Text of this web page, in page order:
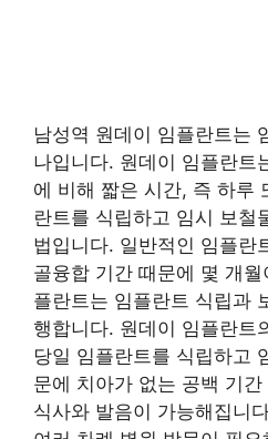
남성역 원데이 임플란트는
나입니다. 원데이 임플란트
에 비해 짧은 시간, 즉 하루
란트를 식립하고 임시 보철
법입니다. 일반적인 임플란
골융합 기간 때문에 몇 개
플란트는 임플란트 식립과
행합니다. 원데이 임플란트
당일 임플란트를 식립하고
문에 치아가 없는 공백 기
식사와 발음이 가능해집니